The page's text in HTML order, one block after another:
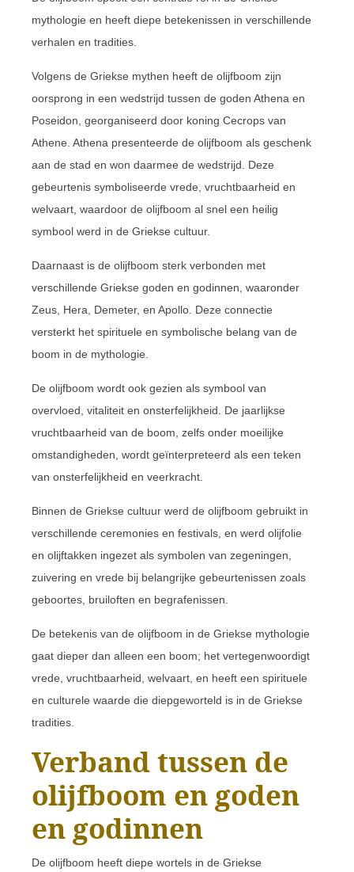
mythologie en heeft diepe betekenissen in verschillende
verhalen en tradities.
Volgens de Griekse mythen heeft de olijfboom zijn
oorsprong in een wedstrijd tussen de goden Athena en
Poseidon, georganiseerd door koning Cecrops van
Athene. Athena presenteerde de olijfboom als geschenk
aan de stad en won daarmee de wedstrijd. Deze
gebeurtenis symboliseerde vrede, vruchtbaarheid en
welvaart, waardoor de olijfboom al snel een heilig
symbool werd in de Griekse cultuur.
Daarnaast is de olijfboom sterk verbonden met
verschillende Griekse goden en godinnen, waaronder
Zeus, Hera, Demeter, en Apollo. Deze connectie
versterkt het spirituele en symbolische belang van de
boom in de mythologie.
De olijfboom wordt ook gezien als symbool van
overvloed, vitaliteit en onsterfelijkheid. De jaarlijkse
vruchtbaarheid van de boom, zelfs onder moeilijke
omstandigheden, wordt geïnterpreteerd als een teken
van onsterfelijkheid en veerkracht.
Binnen de Griekse cultuur werd de olijfboom gebruikt in
verschillende ceremonies en festivals, en werd olijfolie
en olijftakken ingezet als symbolen van zegeningen,
zuivering en vrede bij belangrijke gebeurtenissen zoals
geboortes, bruiloften en begrafenissen.
De betekenis van de olijfboom in de Griekse mythologie
gaat dieper dan alleen een boom; het vertegenwoordigt
vrede, vruchtbaarheid, welvaart, en heeft een spirituele
en culturele waarde die diepgeworteld is in de Griekse
tradities.
Verband tussen de
olijfboom en goden
en godinnen
De olijfboom heeft diepe wortels in de Griekse